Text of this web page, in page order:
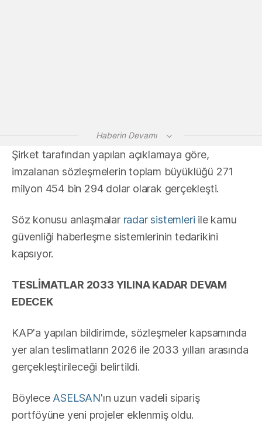
Haberin Devamı
Şirket tarafından yapılan açıklamaya göre,
imzalanan sözleşmelerin toplam büyüklüğü 271
milyon 454 bin 294 dolar olarak gerçekleşti.
Söz konusu anlaşmalar radar sistemleri ile kamu
güvenliği haberleşme sistemlerinin tedarikini
kapsıyor.
TESLİMATLAR 2033 YILINA KADAR DEVAM
EDECEK
KAP'a yapılan bildirimde, sözleşmeler kapsamında
yer alan teslimatların 2026 ile 2033 yılları arasında
gerçekleştirileceği belirtildi.
Böylece ASELSAN'ın uzun vadeli sipariş
portföyüne yeni projeler eklenmiş oldu.